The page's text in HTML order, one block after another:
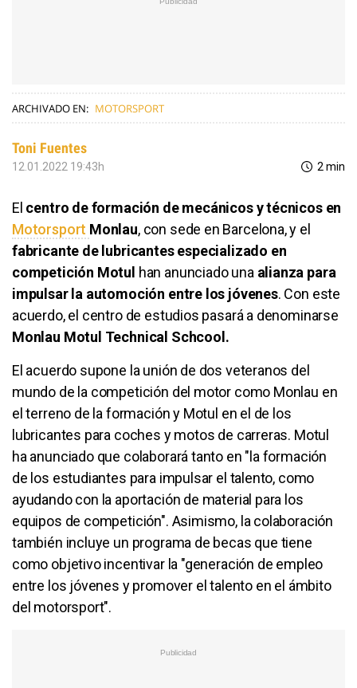
ARCHIVADO EN: MOTORSPORT
Toni Fuentes
12.01.2022 19:43h 2 min
El centro de formación de mecánicos y técnicos en
Motorsport Monlau, con sede en Barcelona, y el
fabricante de lubricantes especializado en
competición Motul han anunciado una alianza para
impulsar la automoción entre los jóvenes. Con este
acuerdo, el centro de estudios pasará a denominarse
Monlau Motul Technical Schcool.
El acuerdo supone la unión de dos veteranos del
mundo de la competición del motor como Monlau en
el terreno de la formación y Motul en el de los
lubricantes para coches y motos de carreras. Motul
ha anunciado que colaborará tanto en "la formación
de los estudiantes para impulsar el talento, como
ayudando con la aportación de material para los
equipos de competición". Asimismo, la colaboración
también incluye un programa de becas que tiene
como objetivo incentivar la "generación de empleo
entre los jóvenes y promover el talento en el ámbito
del motorsport".